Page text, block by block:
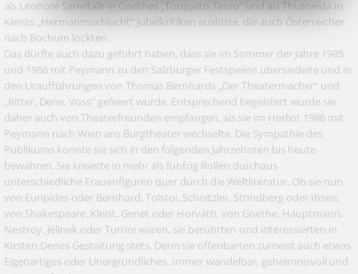
als Leonore Sanvitale in Goethes „Torquato Tasso“ und als Thusnelda in
Kleists „Hermannsschlacht“ Jubelkritiken auslöste, die auch Österreicher
nach Bochum lockten.
Das dürfte auch dazu geführt haben, dass sie im Sommer der Jahre 1985
und 1986 mit Peymann zu den Salzburger Festspielen übersiedelte und in
den Uraufführungen von Thomas Bernhards „Der Theatermacher“ und
„Ritter, Dene, Voss“ gefeiert wurde. Entsprechend begeistert wurde sie
daher auch von Theaterfreunden empfangen, als sie im Herbst 1986 mit
Peymann nach Wien ans Burgtheater wechselte. Die Sympathie des
Publikums konnte sie sich in den folgenden Jahrzehnten bis heute
bewahren. Sie kreierte in mehr als fünfzig Rollen durchaus
unterschiedliche Frauenfiguren quer durch die Weltliteratur. Ob sie nun
von Euripides oder Bernhard, Tolstoi, Schnitzler, Strindberg oder Ibsen,
von Shakespeare, Kleist, Genet oder Horváth, von Goethe, Hauptmann,
Nestroy, Jelinek oder Turrini waren, sie berührten und interessierten in
Kirsten Denes Gestaltung stets. Denn sie offenbarten zumeist auch etwas
Eigenartiges oder Unergründliches. Immer wandelbar, geheimnisvoll und